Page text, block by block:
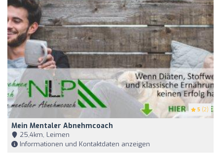
5 (2)
Mein Mentaler Abnehmcoach
25,4km, Leimen
Informationen und Kontaktdaten anzeigen